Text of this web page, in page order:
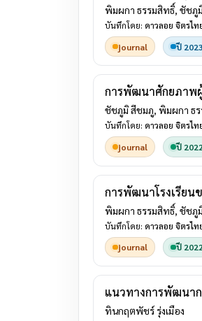
พิมผกา ธรรมสิทธิ์, ชัชภู
บันทึกโดย: ดาวลอย จิตรไท
journal
ปี 2023
การพัฒนาศักยภาพ
ชัชภูมิ สีชมภู, พิมผกา ธ
บันทึกโดย: ดาวลอย จิตรไท
journal
ปี
การพัฒนาโรงเรียน
พิมผกา ธรรมสิทธิ์, ชัชภู
บันทึกโดย: ดาวลอย จิตรไท
journal
ปี
แนวทางการพัฒนา
ทินกฤตพัชร์ รุ่งเมือง